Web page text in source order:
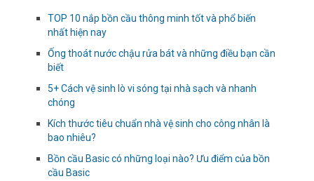
TOP 10 nắp bồn cầu thông minh tốt và phổ biến
nhất hiện nay
Ống thoát nước chậu rửa bát và những điều bạn cần
biết
5+ Cách vệ sinh lò vi sóng tại nhà sạch và nhanh
chóng
Kích thước tiêu chuẩn nhà vệ sinh cho công nhân là
bao nhiêu?
Bồn cầu Basic có những loại nào? Ưu điểm của bồn
cầu Basic